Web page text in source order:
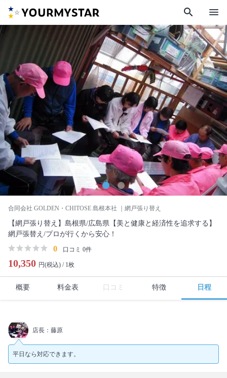
search menu
合同会社 GOLDEN・CHITOSE 島根本社 ｜網戸張り替え
【網戸張り替え】島根県/広島県【美と健康と経済性を追求する】
網戸張替え/プロが行くから安心！
0 口コミ 0件
10,350 円(税込) / 1枚
概要 料金表 口コミ 特徴 日程
店長：藤原
平日なら対応できます。